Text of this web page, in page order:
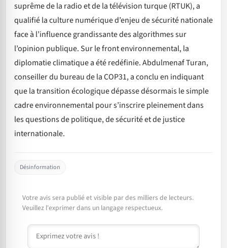
suprême de la radio et de la télévision turque (RTUK), a
qualifié la culture numérique d’enjeu de sécurité nationale
face à l’influence grandissante des algorithmes sur
l’opinion publique. Sur le front environnemental, la
diplomatie climatique a été redéfinie. Abdulmenaf Turan,
conseiller du bureau de la COP31, a conclu en indiquant
que la transition écologique dépasse désormais le simple
cadre environnemental pour s’inscrire pleinement dans
les questions de politique, de sécurité et de justice
internationale.
Désinformation
Votre avis sera publié et visible par des milliers de lecteurs.
Veuillez l'exprimer dans un langage respectueux.
Commentaire